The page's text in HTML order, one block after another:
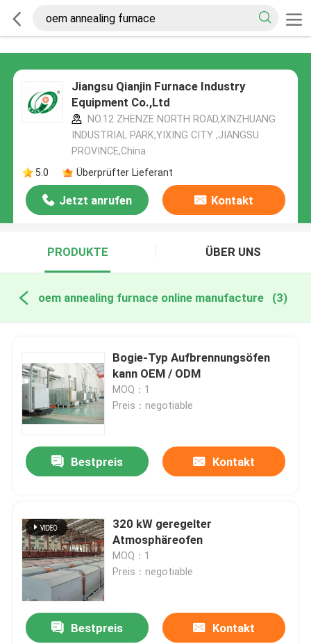
Jiangsu Qianjin Furnace Industry
Equipment Co.,Ltd
NO.12 ZHENZE NORTH ROAD,XINZHUANG
INDUSTRIAL PARK,YIXING CITY ,JIANGSU
PROVINCE,China
5.0
Überprüfter Lieferant
Jetzt anrufen Kontakt
PRODUKTE ÜBER UNS
oem annealing furnace online manufacture (3)
Bogie-Typ Aufbrennungsöfen
kann OEM / ODM
MOQ：1
Preis：negotiable
Bestpreis Kontakt
320 kW geregelter
Atmosphäreofen
MOQ：1
Preis：negotiable
Bestpreis Kontakt